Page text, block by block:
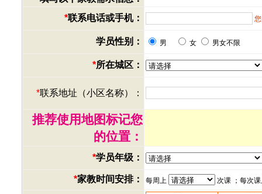
*联系电话或手机：
学员性别： 男 女 男女不限
*所在城区：
*联系地址（小区名称）：
推荐使用地图标记您
的位置：
*学员年级：
*家教时间安排： 每周上 次课 ；每次